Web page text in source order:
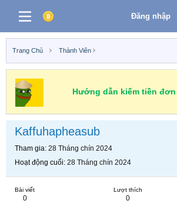
Đăng nhập
Trang Chủ Thành Viên
Hướng dẫn kiếm tiền
Kaffuhapheasub
Tham gia 28 Tháng chín 2024
Hoạt động cuối 28 Tháng chín 2024
Bài viết
0
Lượt thích
0